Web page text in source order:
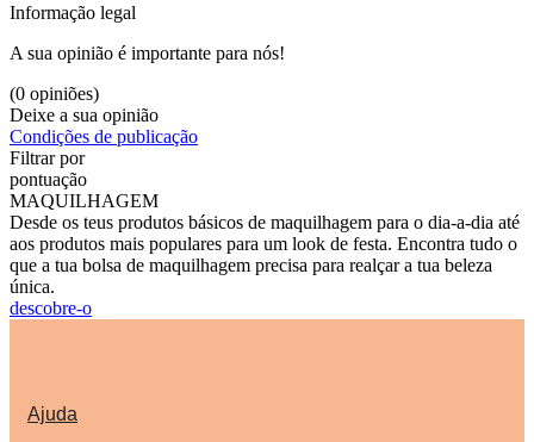
Informação legal
A sua opinião é importante para nós!
(0 opiniões)
Deixe a sua opinião
Condições de publicação
Filtrar por
pontuação
MAQUILHAGEM
Desde os teus produtos básicos de maquilhagem para o dia-a-dia até
aos produtos mais populares para um look de festa. Encontra tudo o
que a tua bolsa de maquilhagem precisa para realçar a tua beleza
única.
descobre-o
Ajuda